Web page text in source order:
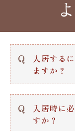
Q
入居する
ますか？
A.
れます
す。
Q
入居時に
すか？